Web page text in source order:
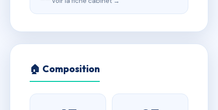
🏠 Composition